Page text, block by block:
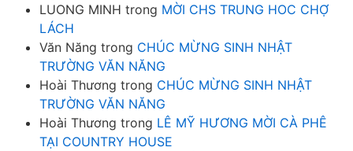
LUONG MINH trong MỜI CHS TRUNG HOC CHỢ
LÁCH
Văn Năng trong CHÚC MỪNG SINH NHẬT
TRƯỜNG VĂN NĂNG
Hoài Thương trong CHÚC MỪNG SINH NHẬT
TRƯỜNG VĂN NĂNG
Hoài Thương trong LÊ MỸ HƯƠNG MỜI CÀ PHÊ
TẠI COUNTRY HOUSE